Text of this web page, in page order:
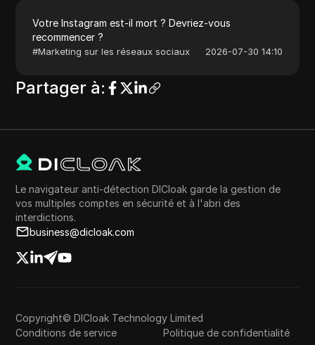
Votre Instagram est-il mort ? Devriez-vous
recommencer ?
#Marketing sur les réseaux sociaux 2026-07-30 14:10
Partager à:
Le navigateur anti-détection DICloak garde la gestion de
vos multiples comptes en sécurité et à l'abri des
interdictions.
business@dicloak.com
Copyright© DICloak Technology Limited
Conditions de service
Politique de confidentialité